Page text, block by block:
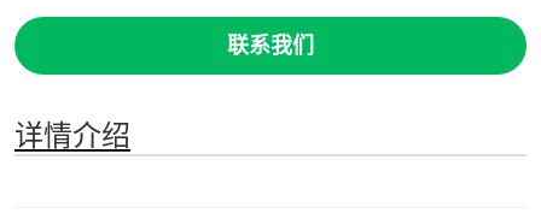
联系我们
详情介绍